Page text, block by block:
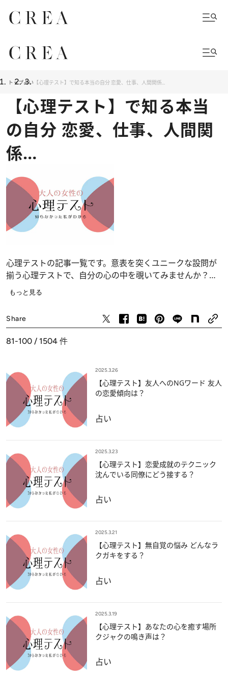
トップ占い 【心理テスト】で知る本当の自分 恋愛、仕事、人間関係…
【心理テスト】で知る本当
の自分 恋愛、仕事、人間関
係…
心理テストの記事一覧です。意表を突くユニークな設問が
揃う心理テストで、自分の心の中を覗いてみませんか？
恋愛、仕事、人間関係の深層心理……、自分でも気づかな
もっと見る
Share
81-100 / 1504 件
2025.3.26
【心理テスト】友人へのNGワード 友人
の恋愛傾向は？
占い
2025.3.23
【心理テスト】恋愛成就のテクニック
沈んでいる同僚にどう接する？
占い
2025.3.21
【心理テスト】無自覚の悩み どんなラ
クガキをする？
占い
2025.3.19
【心理テスト】あなたの心を癒す場所
クジャクの鳴き声は？
占い